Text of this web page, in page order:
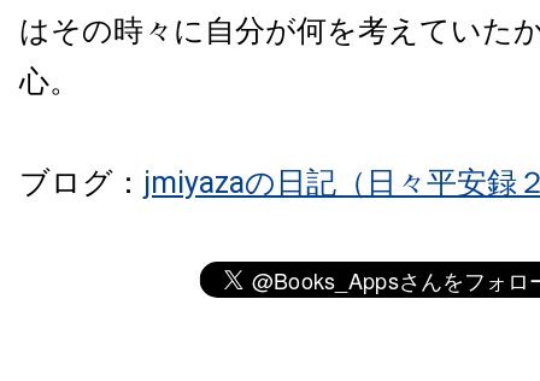
はその時々に自分が何を考えていた
心。
ブログ： jmiyazaの日記（日々平安録